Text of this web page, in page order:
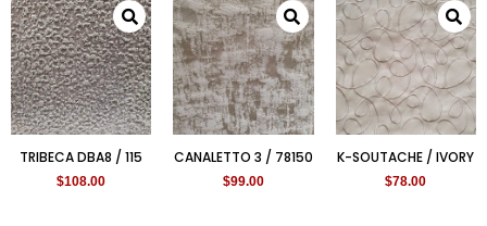
TRIBECA DBA8 / 115
$108.00
CANALETTO 3 / 78150
$99.00
K-SOUTACHE / IVORY
$78.00